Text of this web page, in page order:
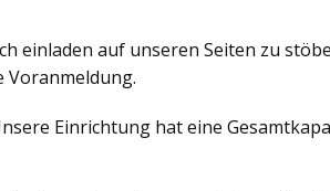
einladen auf unseren Seiten zu
Voranmeldung.
Einrichtung hat eine